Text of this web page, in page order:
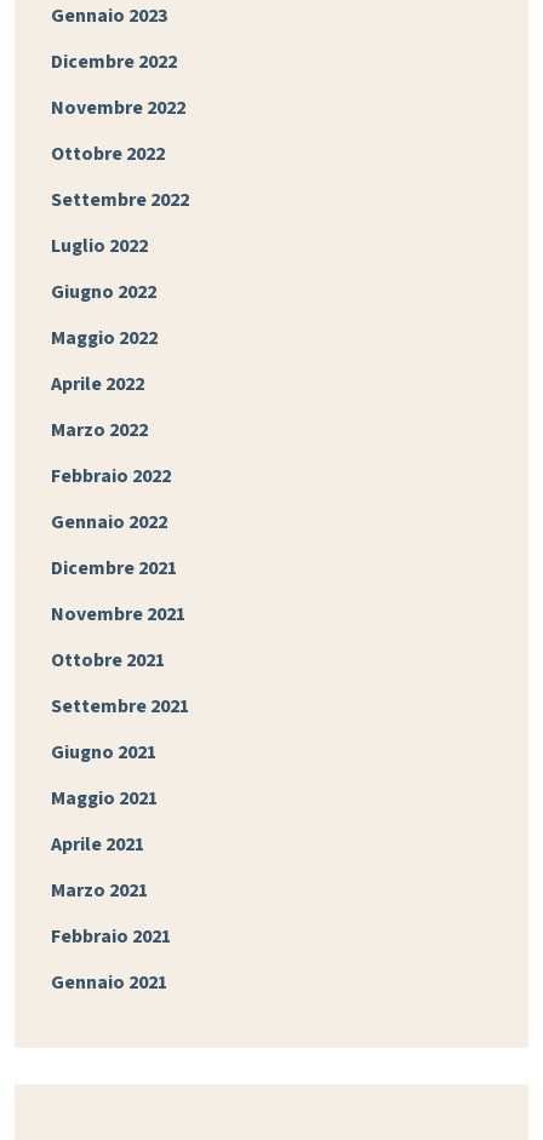
Gennaio 2023
Dicembre 2022
Novembre 2022
Ottobre 2022
Settembre 2022
Luglio 2022
Giugno 2022
Maggio 2022
Aprile 2022
Marzo 2022
Febbraio 2022
Gennaio 2022
Dicembre 2021
Novembre 2021
Ottobre 2021
Settembre 2021
Giugno 2021
Maggio 2021
Aprile 2021
Marzo 2021
Febbraio 2021
Gennaio 2021